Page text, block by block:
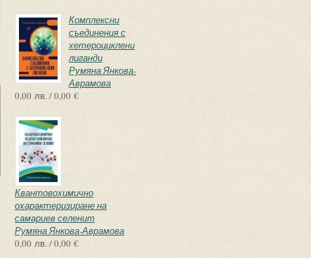
Комплексни
съединения с
хетероциклени
лиганди
Румяна Янкова-
Аврамова
0,00 лв. / 0,00 €
Квантовохимично
охарактеризиране на
самариев селенит
Румяна Янкова-Аврамова
0,00 лв. / 0,00 €